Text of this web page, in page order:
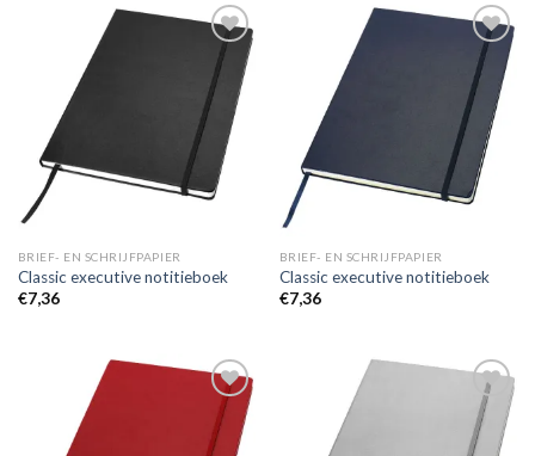
Toevoegen
aan
wenslijst
BRIEF- EN SCHRIJFPAPIER
Classic executive notitieboek
€7,36
Toevoegen
aan
wenslijst
BRIEF- EN SCHRIJFPAPIER
Classic executive notitieboek
€7,36
Toevoegen
aan
wenslijst
Toevoegen
aan
wenslijst